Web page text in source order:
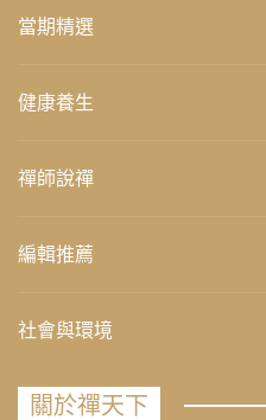
當期精選
健康養生
禪師說禪
編輯推薦
社會與環境
關於禪天下